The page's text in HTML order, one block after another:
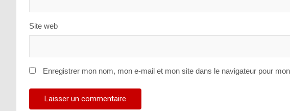
Site web
Enregistrer mon nom, mon e-mail et mon site dans le navigateur pour